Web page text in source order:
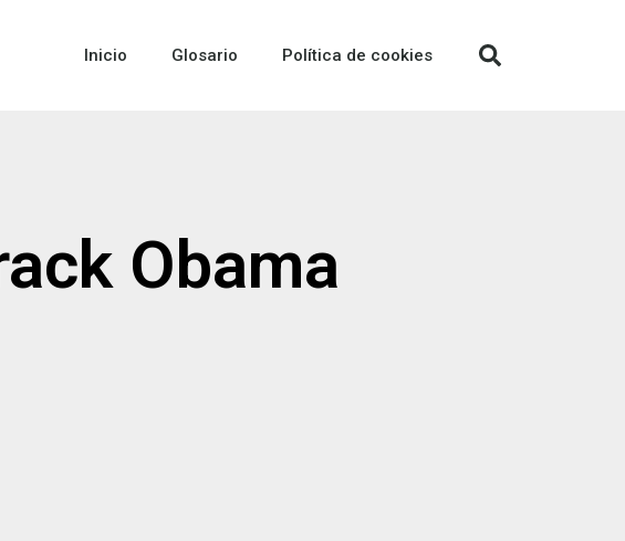
Inicio Glosario Política de cookies
Obama